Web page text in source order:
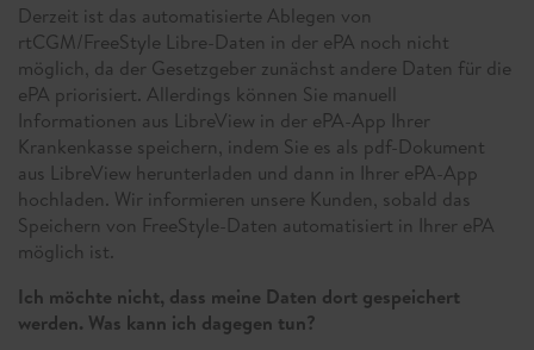
Derzeit ist das automatisierte Ablegen von
rtCGM/FreeStyle Libre-Daten in der ePA noch nicht
möglich, da der Gesetzgeber zunächst andere Daten für die
ePA priorisiert. Allerdings können Sie manuell
Informationen aus LibreView in der ePA-App Ihrer
Krankenkasse speichern, indem Sie es als pdf-Dokument
aus LibreView herunterladen und dann in Ihrer ePA-App
hochladen. Wir informieren unsere Kunden, sobald das
Speichern von FreeStyle-Daten automatisiert in Ihrer ePA
möglich ist.
Ich möchte nicht, dass meine Daten dort gespeichert
werden. Was kann ich dagegen tun?